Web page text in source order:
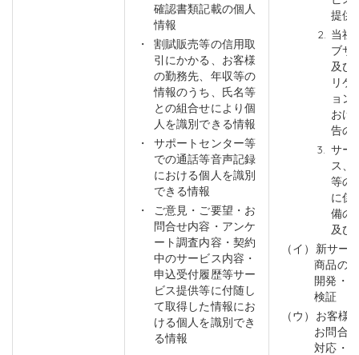
確認書類記載の個人
情報
割賦販売等の信用取
引にかかる、お客様
の勤務先、年収等の
情報のうち、氏名等
との組合せにより個
人を識別できる情報
サポートセンター等
での通話等音声記録
における個人を識別
できる情報
ご意見・ご要望・お
問合せ内容・アンケ
ート調査内容・契約
中のサービス内容・
申込受付履歴等サー
ビス提供等に付随し
て取得した情報にお
ける個人を識別でき
る情報
提供
当社
ブサ
及び
リケ
ョン
おけ
告の
サー
ス、
等の
に係
備の
及び
（イ）新サー
商品の
開発・
検証
（ウ）お客様
お問合
対応・